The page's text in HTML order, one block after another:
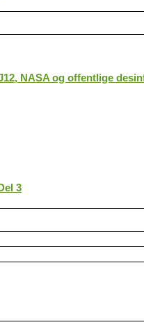
NASA og offentlige
3